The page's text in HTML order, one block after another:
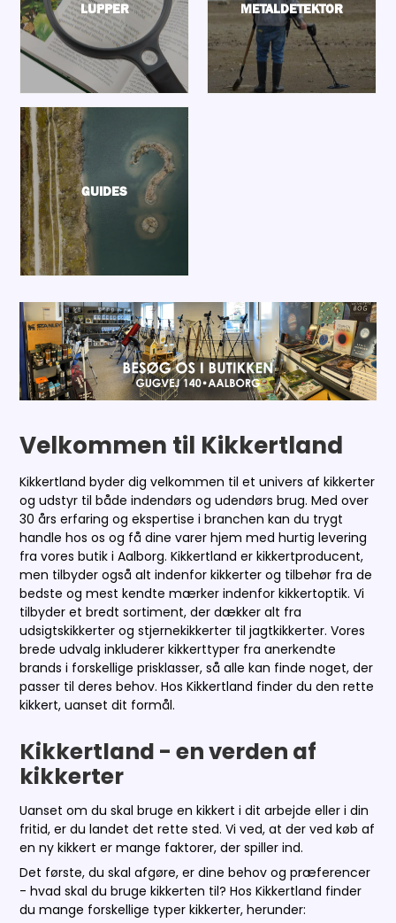
LUPPER METALDETEKTOR
GUIDES
Velkommen til Kikkertland
Kikkertland byder dig velkommen til et univers af kikkerter
og udstyr til både indendørs og udendørs brug. Med over
30 års erfaring og ekspertise i branchen kan du trygt
handle hos os og få dine varer hjem med hurtig levering
fra vores butik i Aalborg. Kikkertland er kikkertproducent,
men tilbyder også alt indenfor kikkerter og tilbehør fra de
bedste og mest kendte mærker indenfor kikkertoptik. Vi
tilbyder et bredt sortiment, der dækker alt fra
udsigtskikkerter og stjernekikkerter til jagtkikkerter. Vores
brede udvalg inkluderer kikkerttyper fra anerkendte
brands i forskellige prisklasser, så alle kan finde noget, der
passer til deres behov. Hos Kikkertland finder du den rette
kikkert, uanset dit formål.
Kikkertland - en verden af
kikkerter
Uanset om du skal bruge en kikkert i dit arbejde eller i din
fritid, er du landet det rette sted. Vi ved, at der ved køb af
en ny kikkert er mange faktorer, der spiller ind.
Det første, du skal afgøre, er dine behov og præferencer
- hvad skal du bruge kikkerten til? Hos Kikkertland finder
du mange forskellige typer kikkerter, herunder: